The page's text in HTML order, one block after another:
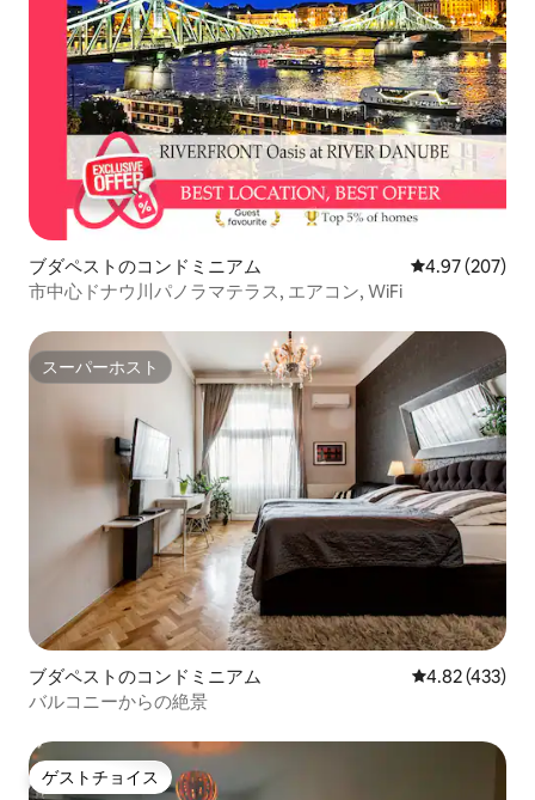
ブダペストのコンドミニアム レビュー207
4.97 (207)
市中心ドナウ川パノラマテラス, エアコン, WiFi
スーパーホスト
スーパーホスト
ブダペストのコンドミニアム レビュー433
4.82 (433)
バルコニーからの絶景
ゲストチョイス
ゲストチョイス